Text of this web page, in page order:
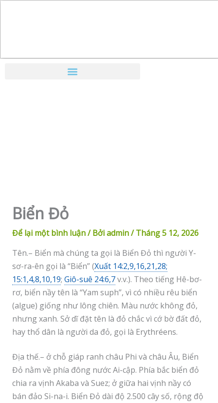
Biển Đỏ
Để lại một bình luận/ Bởiadmin/Tháng 5 12, 2026
Tên.– Biển mà chúng ta gọi là Biển Đỏ thì người Y-
sơ-ra-ên gọi là “Biển” (Xuất 14:2,9,16,21,28;
15:1,4,8,10,19; Giô-suê 24:6,7v.v.). Theo tiếng Hê-bơ-
rơ, biển nầy tên là “Yam suph”, vì có nhiều rêu biển
(algue) giống như lông chiên. Màu nước không đỏ,
nhưng xanh. Sở dĩ đặt tên là đỏ chắc vì cớ bờ đất đỏ,
hay thổ dân là người da đỏ, gọi là Erythréens.
Địa thế.– ở chỗ giáp ranh châu Phi và châu Âu, Biển
Đỏ nằm về phía đông nước Ai-cập. Phía bắc biển đỏ
chia ra vịnh Akaba và Suez; ở giữa hai vịnh nầy có
bán đảo Si-na-i. Biển Đỏ dài độ 2.500 cây số, rộng độ